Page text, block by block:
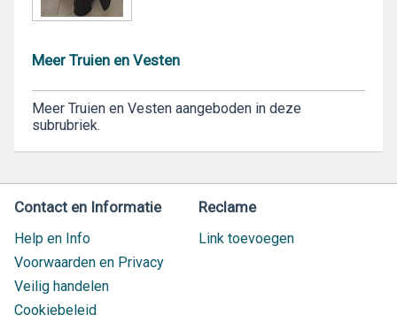
Meer Truien en Vesten
Meer Truien en Vesten aangeboden in deze
subrubriek.
Contact en Informatie
Help en Info
Voorwaarden en Privacy
Veilig handelen
Cookiebeleid
Reclame
Link toevoegen